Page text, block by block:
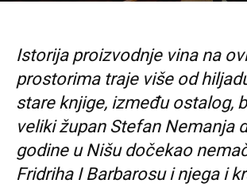
Istorija proizvodnje vina na
prostorima traje više od
stare knjige, između ostalog,
veliki župan Stefan Nemanja
godine u Nišu dočekao
Fridriha I Barbarosu i njega i